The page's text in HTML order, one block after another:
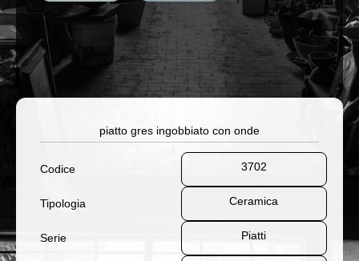
piatto gres ingobbiato con onde
Codice 3702
Tipologia Ceramica
Serie Piatti